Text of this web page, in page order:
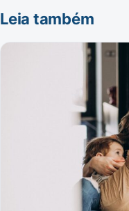
Leia também